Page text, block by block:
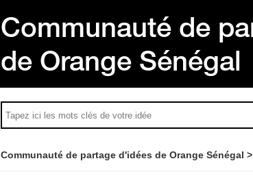
Communauté de
de Orange Sénégal
Communauté de partage d'idées de Orange Sénégal